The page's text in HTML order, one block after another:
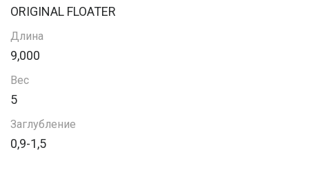
ORIGINAL FLOATER
Длина
9,000
Вес
5
Заглубление
0,9-1,5